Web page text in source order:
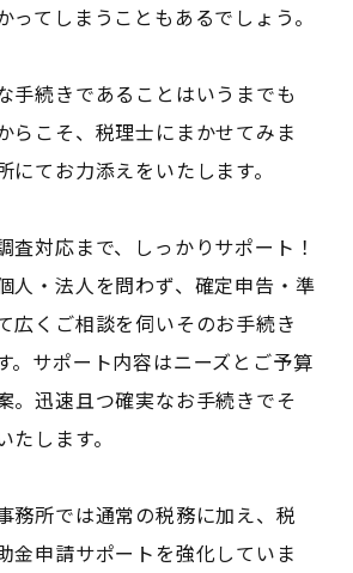
ってしまうこともあるでしょう。
手続きであることはいうまでも
らこそ、税理士にまかせてみま
にてお力添えをいたします。
対応まで、しっかりサポート！
人・法人を問わず、確定申告・準
広くご相談を伺いそのお手続き
。サポート内容はニーズとご予算
。迅速且つ確実なお手続きでそ
します。
務所では通常の税務に加え、税
金申請サポートを強化していま